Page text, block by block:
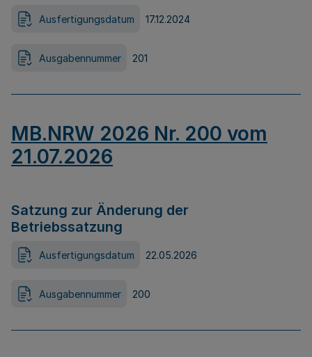
Ausfertigungsdatum 17.12.2024
Ausgabennummer 201
MB.NRW 2026 Nr. 200 vom
21.07.2026
Satzung zur Änderung der
Betriebssatzung
Ausfertigungsdatum 22.05.2026
Ausgabennummer 200